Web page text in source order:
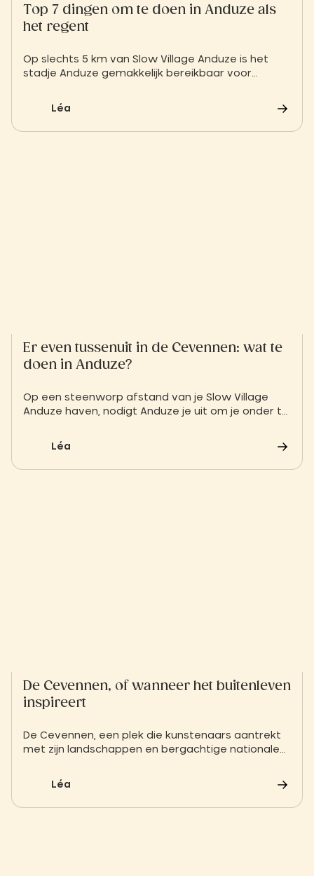
Top 7 dingen om te doen in Anduze als
het regent
Op slechts 5 km van Slow Village Anduze is het
stadje Anduze gemakkelijk bereikbaar voor
toevluchtsoord. Maar wat doe je als het
voorspelt?
Léa
Er even tussenuit in de Cevennen: wat te
doen in Anduze?
Op een steenworp afstand van je Slow Village
Anduze haven, nodigt Anduze je uit om je onder te
ongerepte natuur van de Cevennen. Ontdek wat
openluchthotel!
Léa
De Cevennen, of wanneer het buitenleven
inspireert
De Cevennen, een plek die kunstenaars aantrekt
met zijn landschappen en bergachtige nationale
Alpes liggen verspreid over deze streek. Hier volgt
bestemming!
Léa